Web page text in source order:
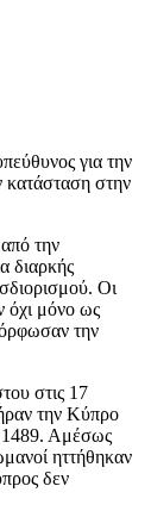
για την
κατάσταση στην
την
διαρκής
Οι
όχι μόνο ως
την
στις 17
την Κύπρο
1489. Αμέσως
ηττήθηκαν
δεν